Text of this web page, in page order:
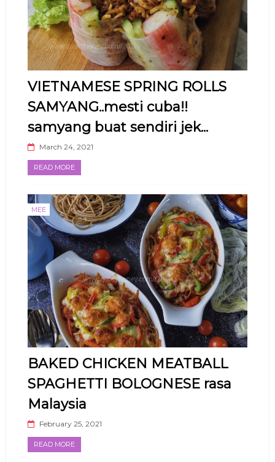
VIETNAMESE SPRING ROLLS
SAMYANG..mesti cuba!!
samyang buat sendiri jek...
March 24, 2021
READ MORE
MEE
BAKED CHICKEN MEATBALL
SPAGHETTI BOLOGNESE rasa
Malaysia
February 25, 2021
READ MORE